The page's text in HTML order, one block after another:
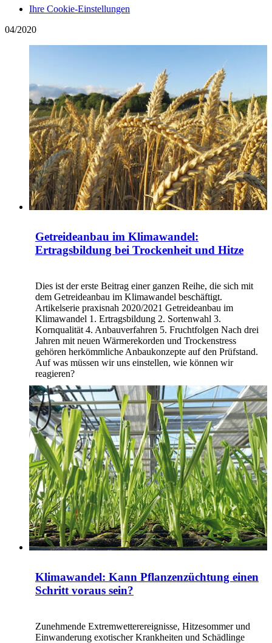
Ihre Cookie-Einstellungen
04/2020
Getreideanbau im Klimawandel:
Ertragsbildung bei Trockenheit und Hitze
Dies ist der erste Beitrag einer ganzen Reihe, die sich mit
dem Getreideanbau im Klimawandel beschäftigt.
Artikelserie praxisnah 2020/2021 Getreideanbau im
Klimawandel 1. Ertragsbildung 2. Sortenwahl 3.
Kornqualität 4. Anbauverfahren 5. Fruchtfolgen Nach drei
Jahren mit neuen Wärmerekorden und Trockenstress
gehören herkömmliche Anbaukonzepte auf den Prüfstand.
Auf was müssen wir uns einstellen, wie können wir
reagieren?
Klimawandel: Kann Pflanzenzüchtung einen
Schritt voraus sein?
Zunehmende Extremwetterereignisse, Hitzesommer und
Einwanderung exotischer Krankheiten und Schädlinge